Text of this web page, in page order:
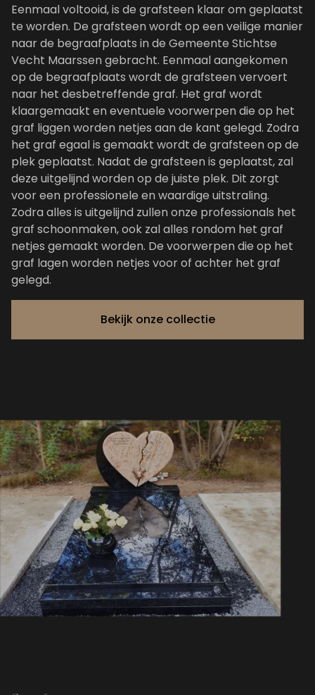
Eenmaal voltooid, is de grafsteen klaar om geplaatst
te worden. De grafsteen wordt op een veilige manier
naar de begraafplaats in de Gemeente Stichtse
Vecht Maarssen gebracht. Eenmaal aangekomen
op de begraafplaats wordt de grafsteen vervoert
naar het desbetreffende graf. Het graf wordt
klaargemaakt en eventuele voorwerpen die op het
graf liggen worden netjes aan de kant gelegd. Zodra
het graf egaal is gemaakt wordt de grafsteen op de
plek geplaatst. Nadat de grafsteen is geplaatst, zal
deze uitgelijnd worden op de juiste plek. Dit zorgt
voor een professionele en waardige uitstraling.
Zodra alles is uitgelijnd zullen onze professionals het
graf schoonmaken, ook zal alles rondom het graf
netjes gemaakt worden. De voorwerpen die op het
graf lagen worden netjes voor of achter het graf
gelegd.
Bekijk onze collectie